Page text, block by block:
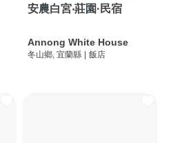
安農白宮‧莊園·民宿
Annong White House
冬山鄉, 宜蘭縣 | 飯店